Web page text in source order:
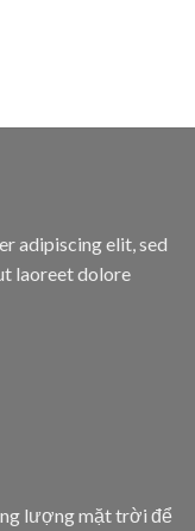
adipiscing elit, sed
laoreet dolore
lượng mặt trời để